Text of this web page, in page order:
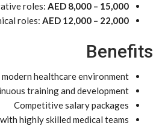
roles: AED 8,000 – 15,000
roles: AED 12,000 – 22,000
Benefits
healthcare environment
training and development
Competitive salary packages
highly skilled medical teams